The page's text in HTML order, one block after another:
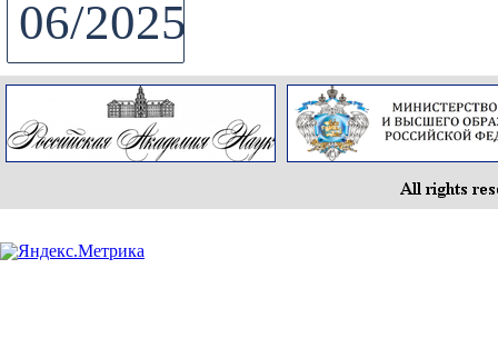
06/2025